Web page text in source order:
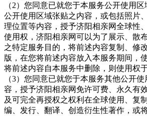
（2）您同意已就您于本服务公开使用
公开使用区域张贴之内容，或包括照片
理位置等内容，授予济阳相亲网全球性
使用权，济阳相亲网可以为了展示、散
之特定服务目的，将前述内容复制、修
版，在您将前述内容放入本服务期间，
将前述内容自本服务中删除，则使用权
（3）您同意已就您于本服务其他公开
容，授予济阳相亲网免许可费、永久有
及可完全再授权之权利在全球使用、复
编、发行、翻译、创造衍生性著作，或